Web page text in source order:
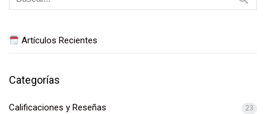
Artículos Recientes
Categorías
Calificaciones y Reseñas 23